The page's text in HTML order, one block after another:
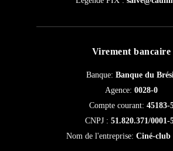
Virement bancaire
Banque: Banque du
Agence: 0028-0
Compte courant: 45183-
CNPJ : 51.820.371/0001-
Nom de l'entreprise: Ciné-club